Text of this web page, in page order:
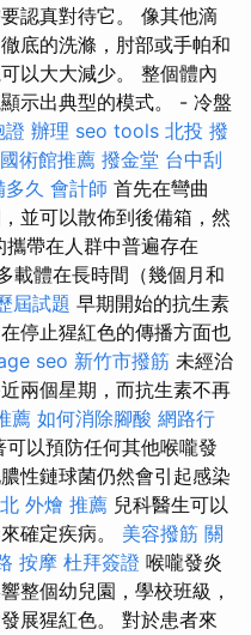
認真對待它。 像其他滴
底的洗滌，肘部或手帕和
以大大減少。 整個體內
示出典型的模式。 - 冷盤
證 辦理 seo tools 北投 撥
術館推薦 撥金堂 台中刮
久 會計師 首先在彎曲
並可以散佈到後備箱，然
帶在人群中普遍存在
載體在長時間（幾個月和
屆試題 早期開始的抗生素
停止猩紅色的傳播方面也
seo 新竹市撥筋 未經治
兩個星期，而抗生素不再
薦 如何消除腳酸 網路行
以預防任何其他喉嚨發
性鏈球菌仍然會引起感染
外燴 推薦 兒科醫生可以
確定疾病。 美容撥筋 關
按摩 杜拜簽證 喉嚨發炎
整個幼兒園，學校班級，
展猩紅色。 對於患者來